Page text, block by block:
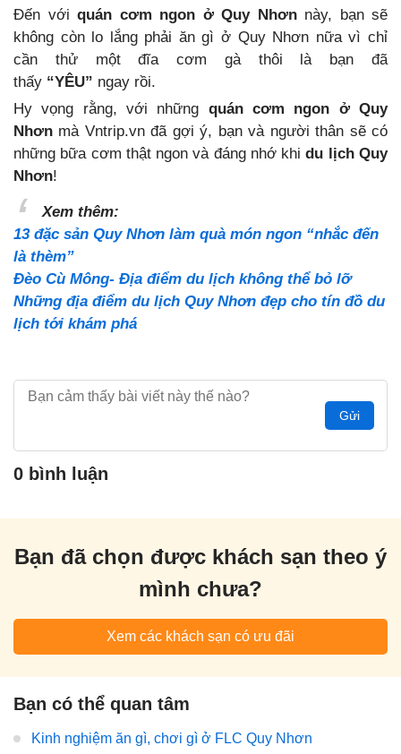
Đến với quán cơm ngon ở Quy Nhơnnày, bạn sẽ
không còn lo lắng phải ăn gì ở Quy Nhơn nữa vì chỉ
cần thử một đĩa cơm gà thôi là bạn đã
thấy “YÊU” ngay rồi.
Hy vọng rằng, với những quán cơm ngon ở Quy
Nhơn mà Vntrip.vn đã gợi ý, bạn và người thân sẽ có
những bữa cơm thật ngon và đáng nhớ khidu lịch Quy
Nhơn!
Xem thêm:
13 đặc sản Quy Nhơn làm quà món ngon “nhắc đến
là thèm”
Đèo Cù Mông- Địa điểm du lịch không thể bỏ lỡ
Những địa điểm du lịch Quy Nhơn đẹp cho tín đồ du
lịch tới khám phá
Gửi
0 bình luận
Bạn đã chọn được khách sạn theo ý
mình chưa?
Xem các khách sạn có ưu đãi
Bạn có thể quan tâm
Kinh nghiệm ăn gì, chơi gì ở FLC Quy Nhơn